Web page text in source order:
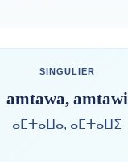
SINGULIER
amtawa, amtawi
ⴰⵎⵜⴰⵡⴰ, ⴰⵎⵜⴰⵡⵉ